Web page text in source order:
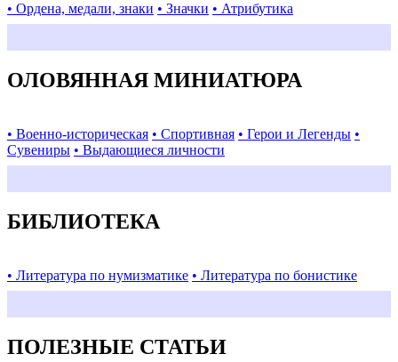
• Ордена, медали, знаки • Значки • Атрибутика
ОЛОВЯННАЯ МИНИАТЮРА
• Военно-историческая • Спортивная • Герои и Легенды •
Сувениры • Выдающиеся личности
БИБЛИОТЕКА
• Литература по нумизматике • Литература по бонистике
ПОЛЕЗНЫЕ СТАТЬИ